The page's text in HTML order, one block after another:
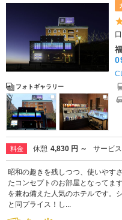
フォトギャラリー
料金 休憩 4,830 円 ～ サービ
昭和の趣きを残しつつ、使いやす
たコンセプトのお部屋となってま
を兼ね備えた人気のホテルです。
と同プライス！し...